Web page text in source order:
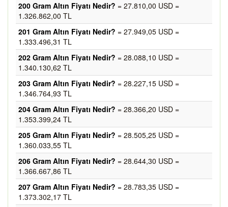
200 Gram Altın Fiyatı Nedir? = 27.810,00 USD =
1.326.862,00 TL
201 Gram Altın Fiyatı Nedir? = 27.949,05 USD =
1.333.496,31 TL
202 Gram Altın Fiyatı Nedir? = 28.088,10 USD =
1.340.130,62 TL
203 Gram Altın Fiyatı Nedir? = 28.227,15 USD =
1.346.764,93 TL
204 Gram Altın Fiyatı Nedir? = 28.366,20 USD =
1.353.399,24 TL
205 Gram Altın Fiyatı Nedir? = 28.505,25 USD =
1.360.033,55 TL
206 Gram Altın Fiyatı Nedir? = 28.644,30 USD =
1.366.667,86 TL
207 Gram Altın Fiyatı Nedir? = 28.783,35 USD =
1.373.302,17 TL